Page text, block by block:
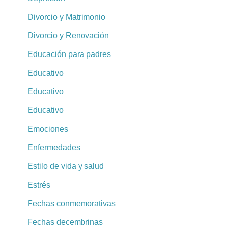
Divorcio y Matrimonio
Divorcio y Renovación
Educación para padres
Educativo
Educativo
Educativo
Emociones
Enfermedades
Estilo de vida y salud
Estrés
Fechas conmemorativas
Fechas decembrinas